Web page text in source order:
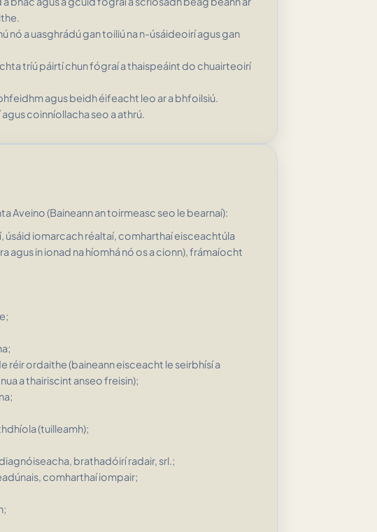
nó a uasghrádú gan toiliú na n-úsáideoirí agus gan
tríú páirtí chun fógraí a thaispeáint do chuairteoirí
agus beidh éifeacht leo ar a bhfoilsiú.
coinníollacha seo a athrú.
Aveino(Baineann an toirmeasc seo le bearnaí):
úsáid iomarcach réaltaí, comharthaí eisceachtúla
agus in ionad na híomhá nó os a cionn), frámaíocht
ordaithe (baineann eisceacht le seirbhísí a
a thairiscint anseo freisin);
(tuilleamh);
brathadóirí radair, srl.;
comharthaí iompair;